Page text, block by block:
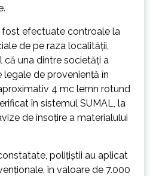
fost efectuate controale la
de pe raza localității,
una dintre societăți a
de proveniență în
4 mc lemn rotund
în sistemul SUMAL, la
de însoțire a materialului
polițiștii au aplicat
în valoare de 7.000